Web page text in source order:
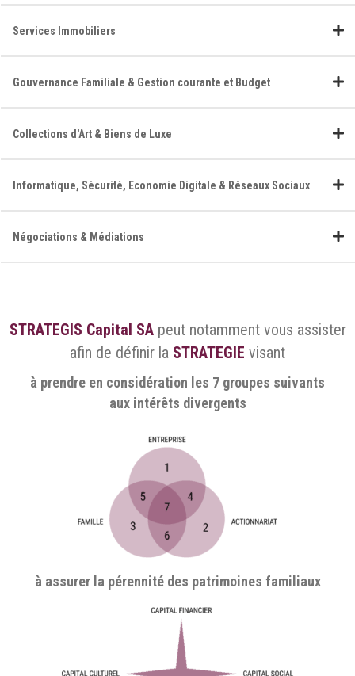
Services Immobiliers
Gouvernance Familiale & Gestion courante et Budget
Collections d'Art & Biens de Luxe
Informatique, Sécurité, Economie Digitale & Réseaux Sociaux
Négociations & Médiations
STRATEGIS Capital SApeut notamment vous assister
afin de définir la STRATEGIE visant
à prendre en considération les 7 groupes suivants
aux intérêts divergents
à assurer la pérennité des patrimoines familiaux